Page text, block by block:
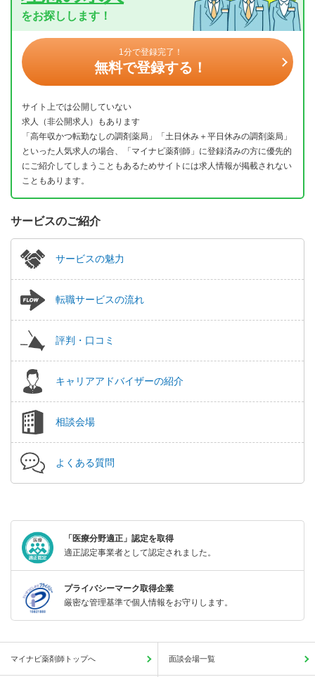
をお探しします！
1分で登録完了！
無料で登録する！
サイト上では公開していない
求人（非公開求人）もあります
「高年収かつ転勤なしの調剤薬局」「土日休み＋平日休みの調剤薬局」
といった人気求人の場合、「マイナビ薬剤師」に登録済みの方に優先的
にご紹介してしまうこともあるためサイトには求人情報が掲載されない
こともあります。
サービスのご紹介
サービスの魅力
転職サービスの流れ
評判・口コミ
キャリアアドバイザーの紹介
相談会場
よくある質問
「医療分野適正」認定を取得
適正認定事業者として認定されました。
プライバシーマーク取得企業
厳密な管理基準で個人情報をお守りします。
マイナビ薬剤師トップへ 面談会場一覧